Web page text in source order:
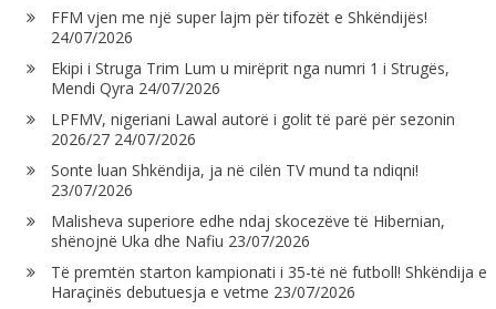
FFM vjen me një super lajm për tifozët e Shkëndijës!
24/07/2026
Ekipi i Struga Trim Lum u mirëprit nga numri 1 i Strugës,
Mendi Qyra 24/07/2026
LPFMV, nigeriani Lawal autorë i golit të parë për sezonin
2026/27 24/07/2026
Sonte luan Shkëndija, ja në cilën TV mund ta ndiqni!
23/07/2026
Malisheva superiore edhe ndaj skocezëve të Hibernian,
shënojnë Uka dhe Nafiu 23/07/2026
Të premtën starton kampionati i 35-të në futboll! Shkëndija e
Haraçinës debutuesja e vetme 23/07/2026